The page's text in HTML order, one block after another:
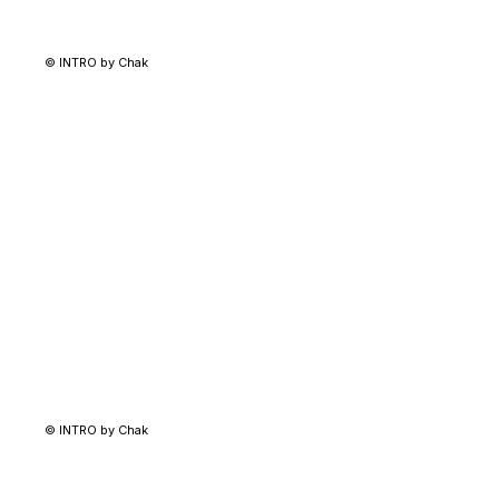
© INTRO by Chak
© INTRO by Chak